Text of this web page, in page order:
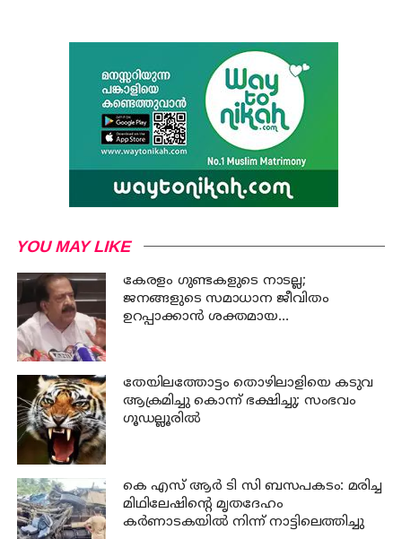
YOU MAY LIKE
കേരളം ഗുണ്ടകളുടെ നാടല്ല;
ജനങ്ങളുടെ സമാധാന ജീവിതം
ഉറപ്പാക്കാന്‍ ശക്തമായ
തേയിലത്തോട്ടം തൊഴിലാളിയെ കടുവ
ആക്രമിച്ചു കൊന്ന് ഭക്ഷിച്ചു; സംഭവം
ഗൂഡല്ലൂരില്‍
കെ എസ് ആര്‍ ടി സി ബസപകടം: മരിച്ച
മിഥിലേഷിന്റെ മൃതദേഹം
കര്‍ണാടകയില്‍ നിന്ന് നാട്ടിലെത്തിച്ചു